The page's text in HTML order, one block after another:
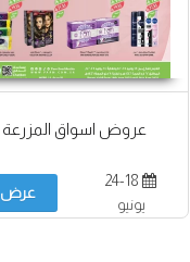
عروض اسواق المزرعة
24-18
يونيو
عرض